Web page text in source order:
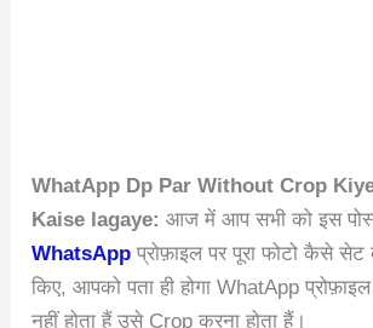
WhatApp Dp Par Without Crop
Kaise lagaye: आज में आप सभी को इस
WhatsApp प्रोफ़ाइल पर पूरा फोटो कैसे
किए, आपको पता ही होगा WhatApp
नहीं होता हैं उसे Crop करना होता हैं।